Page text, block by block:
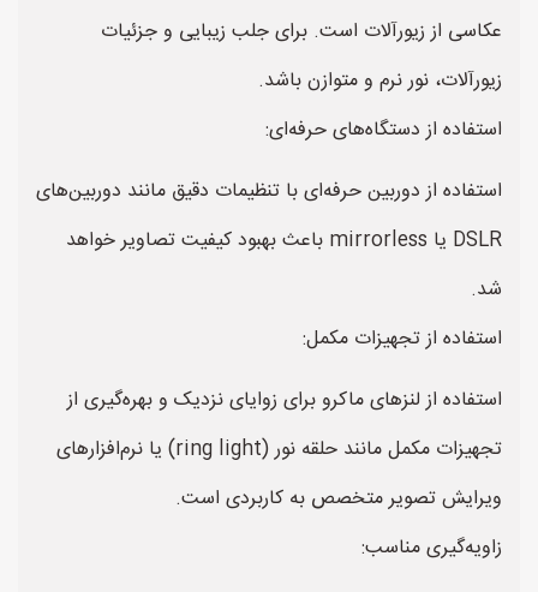
عکاسی از زیورآلات است. برای جلب زیبایی و جزئیات
زیورآلات، نور نرم و متوازن باشد.
استفاده از دستگاه‌های حرفه‌ای:
استفاده از دوربین حرفه‌ای با تنظیمات دقیق مانند دوربین‌های
DSLR یا mirrorless باعث بهبود کیفیت تصاویر خواهد
شد.
استفاده از تجهیزات مکمل:
استفاده از لنز‌های ماکرو برای زوایای نزدیک و بهره‌گیری از
تجهیزات مکمل مانند حلقه نور (ring light) یا نرم‌افزارهای
ویرایش تصویر متخصص به کاربردی است.
زاویه‌گیری مناسب: